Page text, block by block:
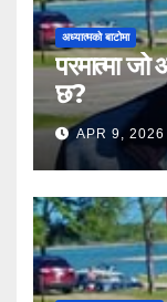
अध्यात्मको बाटोमा
परमात्मा जो
छ?
APR 9, 2026